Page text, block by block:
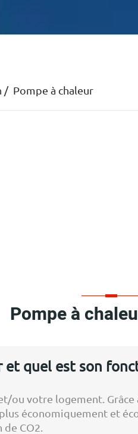
Pompe à chaleur
Pompe à
et quel est son
ou votre logement. Grâce
économiquement et
CO2.